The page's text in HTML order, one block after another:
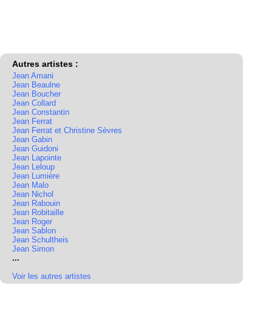
Autres artistes :
Jean Amani
Jean Beaulne
Jean Boucher
Jean Collard
Jean Constantin
Jean Ferrat
Jean Ferrat et Christine Sèvres
Jean Gabin
Jean Guidoni
Jean Lapointe
Jean Leloup
Jean Lumière
Jean Malo
Jean Nichol
Jean Rabouin
Jean Robitaille
Jean Roger
Jean Sablon
Jean Schultheis
Jean Simon
...
Voir les autres artistes